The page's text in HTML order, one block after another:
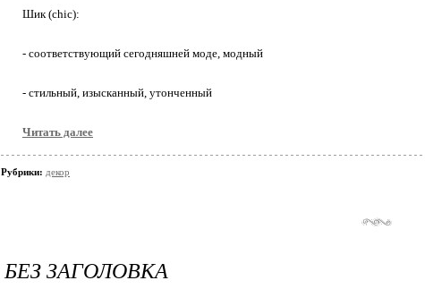
Шик (chic):
- соответствующий сегодняшней моде, модный
- стильный, изысканный, утонченный
Читать далее
Рубрики: декор
БЕЗ ЗАГОЛОВКА